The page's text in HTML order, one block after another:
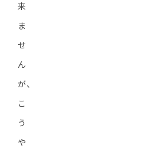
来
ま
せ
ん
が、
こ
う
や